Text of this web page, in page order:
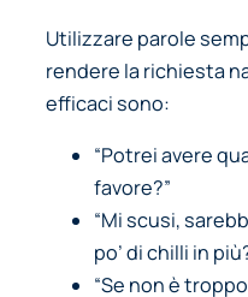
Utilizzare parole
rendere la richiesta
efficaci sono:
“Potrei avere
favore?”
“Mi scusi,
po’ di chilli in
“Se non è